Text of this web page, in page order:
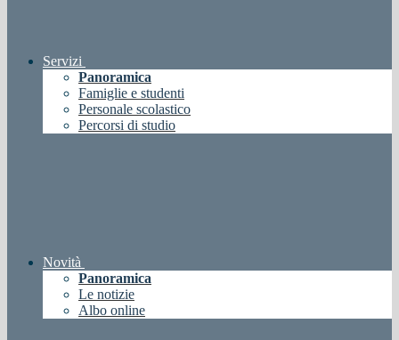
Servizi
Panoramica
Famiglie e studenti
Personale scolastico
Percorsi di studio
Novità
Panoramica
Le notizie
Albo online